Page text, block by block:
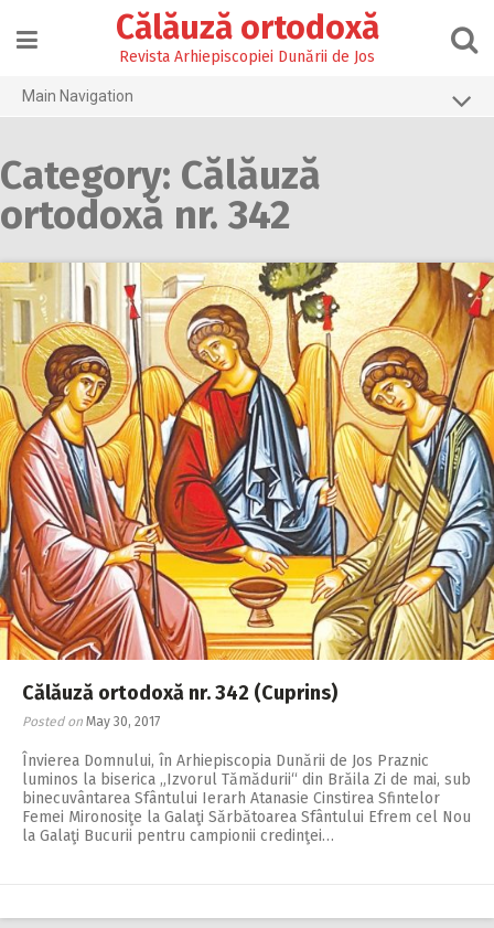
content
Călăuză ortodoxă
Revista Arhiepiscopiei Dunării de Jos
Main Navigation
2026
2025
2024
2023
2022
2021
2020
2019
2018
2017
2016
2015
2012
2011
2010
Category: Călăuză
ortodoxă nr. 342
Călăuză ortodoxă nr. 342 (Cuprins)
Posted on May 30, 2017
Învierea Domnului, în Arhiepiscopia Dunării de Jos Praznic
luminos la biserica „Izvorul Tămădurii“ din Brăila Zi de mai, sub
binecuvântarea Sfântului Ierarh Atanasie Cinstirea Sfintelor
Femei Mironosiţe la Galaţi Sărbătoarea Sfântului Efrem cel Nou
la Galaţi Bucurii pentru campionii credinţei…